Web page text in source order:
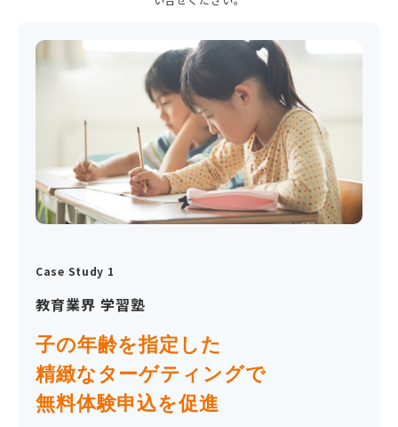
Case Study 1
教育業界 学習塾
子の年齢を指定した
精緻なターゲティングで
無料体験申込を促進